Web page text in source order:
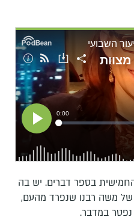
בספר דברים. יש בה
של משה רבנו שנפרד מהעם,
נפטר במדבר.